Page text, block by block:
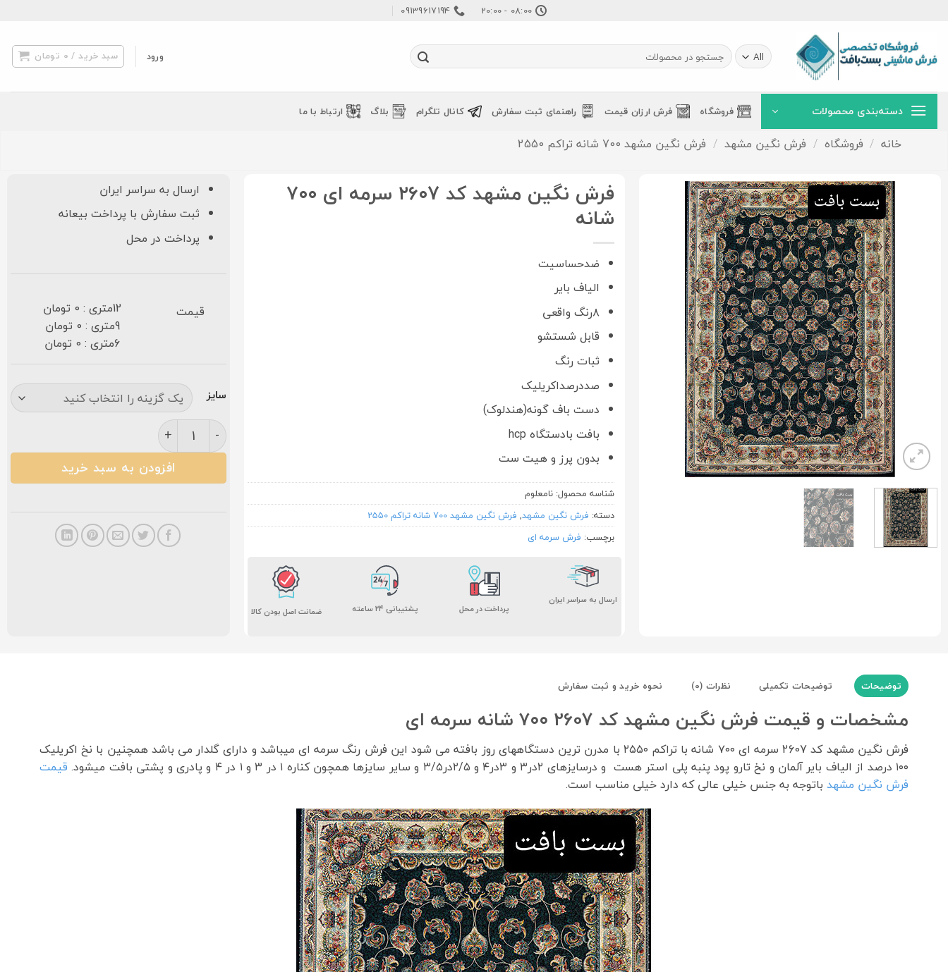
content
08:00 - 20:00
09139617194
جستجو
برای:
ورود سبد خرید / 0 تومان
دسته‌بندی محصولات فروشگاه فرش ارزان قیمت راهنمای ثبت سفارش کانال تلگرام بلاگ ارتباط با ما
خانه / فروشگاه / فرش نگین مشهد / فرش نگین مشهد 700 شانه تراکم 2550
فرش نگین مشهد کد ۲۶۰7 سرمه ای ۷۰۰
شانه
ضدحساسیت
الیاف بایر
۸رنگ واقعی
قابل شستشو
ثبات رنگ
صددرصداکریلیک
دست باف گونه(هندلوک)
بافت بادستگاه hcp
بدون پرز و هیت ست
شناسه محصول: نامعلوم
دسته: فرش نگین مشهد, فرش نگین مشهد 700 شانه تراکم 2550
برچسب: فرش سرمه ای
ارسال به سراسر ایران
پرداخت در محل پشتیبانی ۲۴ ساعته ضمانت اصل بودن کالا
ارسال به سراسر ایران
ثبت سفارش با پرداخت بیعانه
پرداخت در محل
قیمت
12متری : 0 تومان
9متری : 0 تومان
6متری : 0 تومان
سایز
فرش نگین مشهد کد ۲۶۰7 سرمه ای ۷۰۰ شانه عدد
افزودن به سبد خرید
توضیحات توضیحات تکمیلی نظرات (0) نحوه خرید و ثبت سفارش
مشخصات و قیمت فرش نگین مشهد کد 2607 ۷۰۰ شانه سرمه ای
فرش نگین مشهد کد 2607 سرمه ای ۷۰۰ شانه با تراکم ۲۵۵۰ با مدرن ترین دستگاههای روز بافته می شود این فرش رنگ سرمه ای میباشد و دارای گلدار می باشد همچنین با نخ اکریلیک
۱۰۰ درصد از الیاف بایر آلمان و نخ تارو پود پنبه پلی استر هست و درسایزهای ۲در۳ و ۳در۴ و ۲/۵در۳/۵ و سایر سایزها همچون کناره ۱ در ۳ و ۱ در ۴ و پادری و پشتی بافت میشود.
قیمت
فرش نگین مشهد باتوجه به جنس خیلی عالی که دارد خیلی مناسب است.